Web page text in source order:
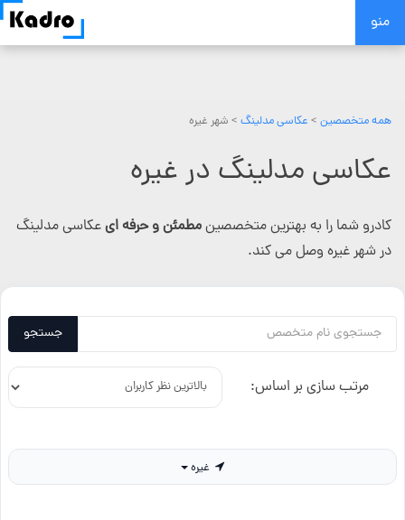
Skip
منو
همه متخصصین > عکاسی مدلینگ > شهر غیره
عکاسی مدلینگ در غیره
کادرو شما را به بهترین متخصصینمطمئن و حرفه ایعکاسی مدلینگ
در شهر غیره وصل می کند.
جستجو
مرتب سازی بر اساس: